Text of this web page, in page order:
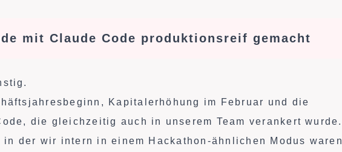
mit Claude Code produktionsreif gemacht
Kapitalerhöhung im Februar und die
die gleichzeitig auch in unserem Team verankert wurde.
der wir intern in einem Hackathon-ähnlichen Modus waren